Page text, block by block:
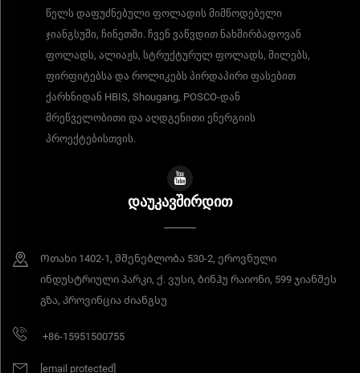
წელს დაფუძნებული ფოლადის მიმწოდებელი
ჯიანგსუში, ჩინეთში. ჩვენ ვაწვდით ნახშირბადოვან
ფოლადს, ალიაჟს, სტრუქტურულ ფოლადს, მილებს,
ფირფიტებსა და როლიკებს პირდაპირი ფასებით
ქარხნიდან HBIS, Shougang, POSCO-დან
მრეწველობითი და აღდგენითი ენერგიის
პროექტებისთვის.
ᲓᲐᲣᲙᲐᲕᲨᲘᲠᲓᲘᲗ
Ოთახი 1402-1, მშენებლობა 530-2, ეროვნული
ინდუსტრიული პარკი, ქ. ვუსი, ბინჰუ რაიონი, 599 ჯიანშეს
გზა, პროვინცია ძიანგსუ
+86-15951500755
[email protected]